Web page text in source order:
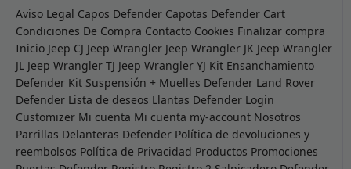
Aviso Legal Capos Defender Capotas Defender Cart
Condiciones De Compra Contacto Cookies Finalizar compra
Inicio Jeep CJ Jeep Wrangler Jeep Wrangler JK Jeep Wrangler
JL Jeep Wrangler TJ Jeep Wrangler YJ Kit Ensanchamiento
Defender Kit Suspensión + Muelles Defender Land Rover
Defender Lista de deseos Llantas Defender Login
Customizer Mi cuenta Mi cuenta my-account Nosotros
Parrillas Delanteras Defender Política de devoluciones y
reembolsos Política de Privacidad Productos Promociones